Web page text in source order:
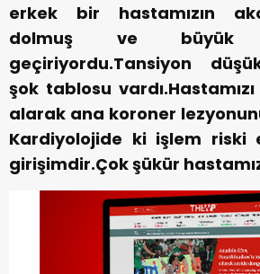
erkek bir hastamızın
dolmuş ve
geçiriyordu.Tansiyon
şok tablosu
alarak ana koroner
Kardiyolojide ki işlem riski
girişimdir.Çok şükür